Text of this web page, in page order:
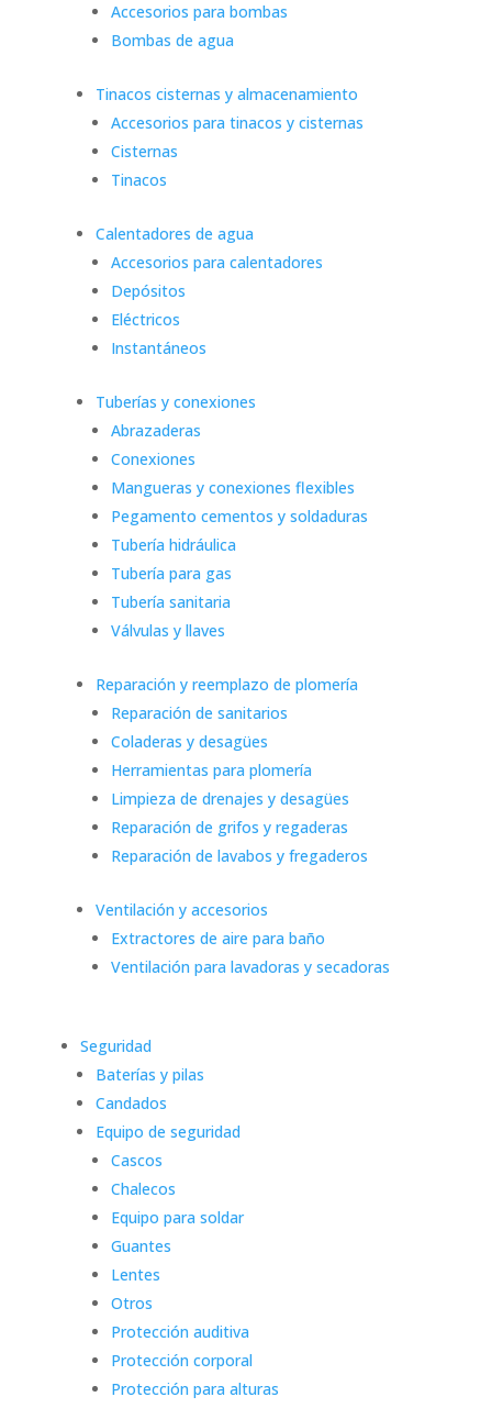
Accesorios para bombas
Bombas de agua
Tinacos cisternas y almacenamiento
Accesorios para tinacos y cisternas
Cisternas
Tinacos
Calentadores de agua
Accesorios para calentadores
Depósitos
Eléctricos
Instantáneos
Tuberías y conexiones
Abrazaderas
Conexiones
Mangueras y conexiones flexibles
Pegamento cementos y soldaduras
Tubería hidráulica
Tubería para gas
Tubería sanitaria
Válvulas y llaves
Reparación y reemplazo de plomería
Reparación de sanitarios
Coladeras y desagües
Herramientas para plomería
Limpieza de drenajes y desagües
Reparación de grifos y regaderas
Reparación de lavabos y fregaderos
Ventilación y accesorios
Extractores de aire para baño
Ventilación para lavadoras y secadoras
Seguridad
Baterías y pilas
Candados
Equipo de seguridad
Cascos
Chalecos
Equipo para soldar
Guantes
Lentes
Otros
Protección auditiva
Protección corporal
Protección para alturas